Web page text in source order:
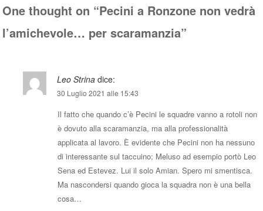
One thought on “Pecini a Ronzone non vedrà
l’amichevole… per scaramanzia”
Leo Strina dice:
30 Luglio 2021 alle 15:43
Il fatto che quando c’è Pecini le squadre vanno a rotoli non
è dovuto alla scaramanzia, ma alla professionalità
applicata al lavoro. È evidente che Pecini non ha nessuno
di interessante sul taccuino; Meluso ad esempio portò Leo
Sena ed Estevez. Lui il solo Amian. Spero mi smentisca.
Ma nascondersi quando gioca la squadra non è una bella
cosa…